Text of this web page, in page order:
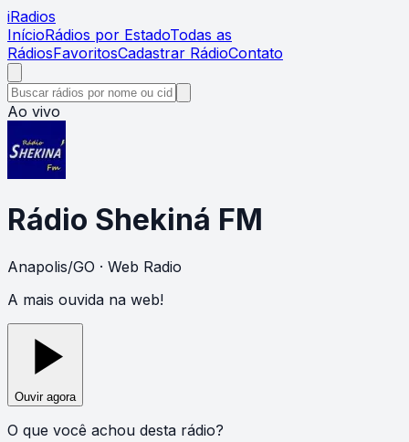
iRadios
InícioRádios por EstadoTodas as
RádiosFavoritosCadastrar RádioContato
Ao vivo
Rádio Shekiná FM
Anapolis/GO · Web Radio
A mais ouvida na web!
Ouvir agora
O que você achou desta rádio?